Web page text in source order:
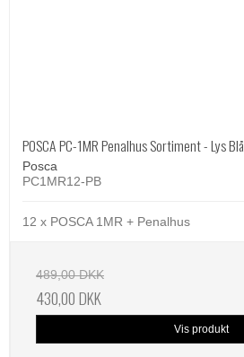
POSCA PC-1MR Penalhus Sortiment - Lys Blå
Posca
PC1MR12-PB
12 x POSCA 1MR + Penalhus
489,00 DKK
430,00 DKK
Vis produkt